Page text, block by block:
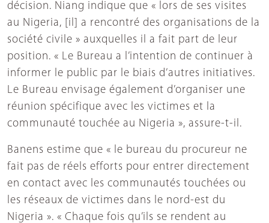
décision. Niang indique que « lors de ses visites
au Nigeria, [il] a rencontré des organisations de la
société civile » auxquelles il a fait part de leur
position. « Le Bureau a l’intention de continuer à
informer le public par le biais d’autres initiatives.
Le Bureau envisage également d’organiser une
réunion spécifique avec les victimes et la
communauté touchée au Nigeria », assure-t-il.
Banens estime que « le bureau du procureur ne
fait pas de réels efforts pour entrer directement
en contact avec les communautés touchées ou
les réseaux de victimes dans le nord-est du
Nigeria ». « Chaque fois qu’ils se rendent au